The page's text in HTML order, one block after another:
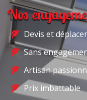
Nos
Devis et
Sans
Artisan
Prix imbattable